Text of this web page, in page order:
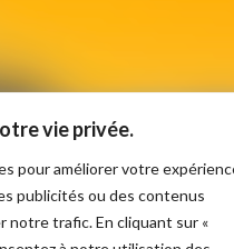
vie privée.
pour améliorer votre
publicités ou des contenus
notre trafic. En cliquant sur «